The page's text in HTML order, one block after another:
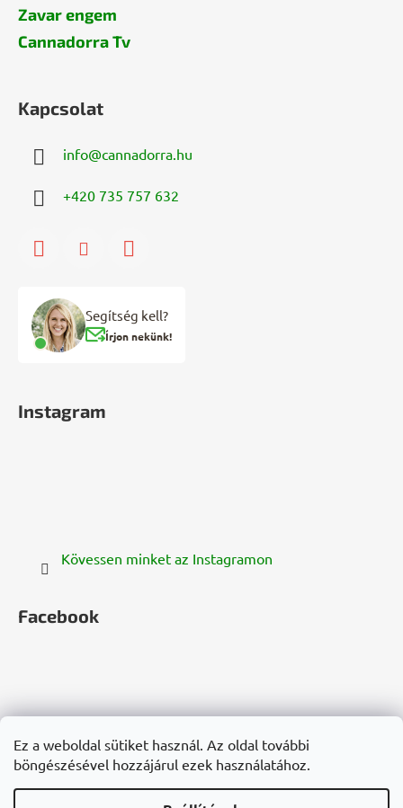
Ez a weboldal sütiket használ. Az oldal további
böngészésével hozzájárul ezek használatához.
Zavar engem
Cannadorra Tv
Kapcsolat
info@cannadorra.hu
+420 735 757 632
Segítség kell?
Írjon nekünk!
Instagram
Kövessen minket az Instagramon
Facebook
zelenazeme.cz zelenazeme.sk cannadorra.com
hanf-gesundheit.de
cannadorra.fr cannadorra.it